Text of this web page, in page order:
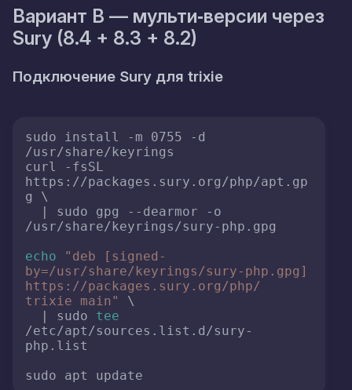
Вариант B — мульти‑версии через
Sury (8.4 + 8.3 + 8.2)
Подключение Sury для trixie
sudo install -m 0755 -d
/usr/share/keyrings
curl -fsSL
https://packages.sury.org/php/apt.gp
g \
/usr/share/keyrings/sury-php.gpg
echo
"deb [signed-
by=/usr/share/keyrings/sury-php.gpg]
https://packages.sury.org/php/
trixie main"
\
  | sudo
tee
/etc/apt/sources.list.d/sury-
php.list